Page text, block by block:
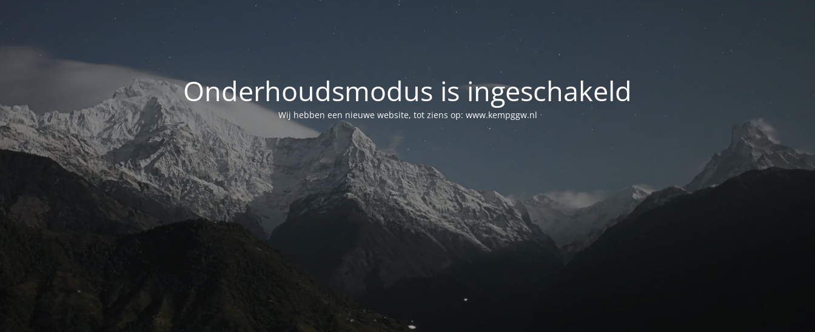
Onderhoudsmodus is ingeschakeld
Wij hebben een nieuwe website, tot ziens op: www.kempggw.nl